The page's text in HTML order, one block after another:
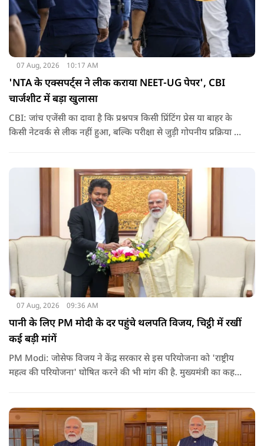
07 Aug, 2026 10:17 AM
'NTA के एक्सपर्ट्स ने लीक कराया NEET-UG पेपर', CBI
चार्जशीट में बड़ा खुलासा
CBI: जांच एजेंसी का दावा है कि प्रश्नपत्र किसी प्रिंटिंग प्रेस या बाहर के
किसी नेटवर्क से लीक नहीं हुआ, बल्कि परीक्षा से जुड़ी गोपनीय प्रक्रिया में
07 Aug, 2026 09:36 AM
पानी के लिए PM मोदी के दर पहुंचे थलपति विजय, चिट्ठी में रखीं
कई बड़ी मांगें
PM Modi: जोसेफ विजय ने केंद्र सरकार से इस परियोजना को 'राष्ट्रीय
महत्व की परियोजना' घोषित करने की भी मांग की है. मुख्यमंत्री का कहना
की समस्या को काफी हद तक कम किया जा सकता है.